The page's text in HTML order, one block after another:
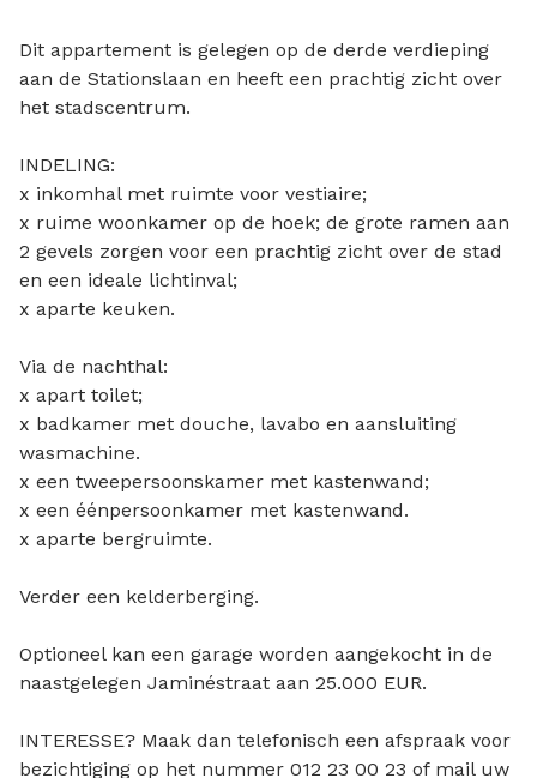
Dit appartement is gelegen op de derde verdieping
aan de Stationslaan en heeft een prachtig zicht over
het stadscentrum.
INDELING:
x inkomhal met ruimte voor vestiaire;
x ruime woonkamer op de hoek; de grote ramen aan
2 gevels zorgen voor een prachtig zicht over de stad
en een ideale lichtinval;
x aparte keuken.
Via de nachthal:
x apart toilet;
x badkamer met douche, lavabo en aansluiting
wasmachine.
x een tweepersoonskamer met kastenwand;
x een éénpersoonkamer met kastenwand.
x aparte bergruimte.
Verder een kelderberging.
Optioneel kan een garage worden aangekocht in de
naastgelegen Jaminéstraat aan 25.000 EUR.
INTERESSE? Maak dan telefonisch een afspraak voor
bezichtiging op het nummer 012 23 00 23 of mail uw